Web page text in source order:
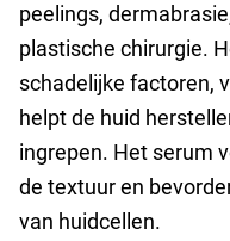
peelings,
plastische chirurgie.
schadelijke factoren,
helpt de huid
ingrepen. Het serum
de textuur en
van huidcellen.